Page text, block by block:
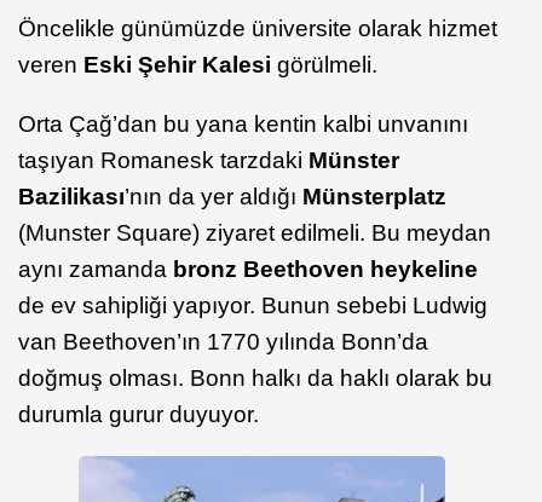
Öncelikle günümüzde üniversite olarak hizmet
veren Eski Şehir Kalesi görülmeli.
Orta Çağ’dan bu yana kentin kalbi unvanını
taşıyan Romanesk tarzdaki Münster
Bazilikası’nın da yer aldığı Münsterplatz
(Munster Square) ziyaret edilmeli. Bu meydan
aynı zamanda bronz Beethoven heykeline
de ev sahipliği yapıyor. Bunun sebebi Ludwig
van Beethoven’ın 1770 yılında Bonn’da
doğmuş olması. Bonn halkı da haklı olarak bu
durumla gurur duyuyor.